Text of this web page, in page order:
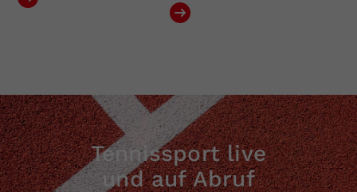
Tennissport live
und auf Abruf